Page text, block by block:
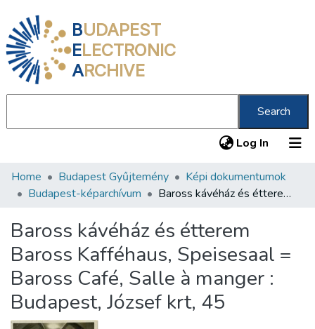
BUDAPEST
ELECTRONIC
ARCHIVE
Search
Log In (current)
Communities & Collections
Statistics
About us
Home Budapest Gyűjtemény
Képi dokumentumok
Budapest-képarchívum
Baross kávéház és étterem Baross Kafféhaus, Speisesaal = Baross Café, Salle à manger : Budapest, József krt, 45
Baross kávéház és étterem
Baross Kafféhaus, Speisesaal =
Baross Café, Salle à manger :
Budapest, József krt, 45